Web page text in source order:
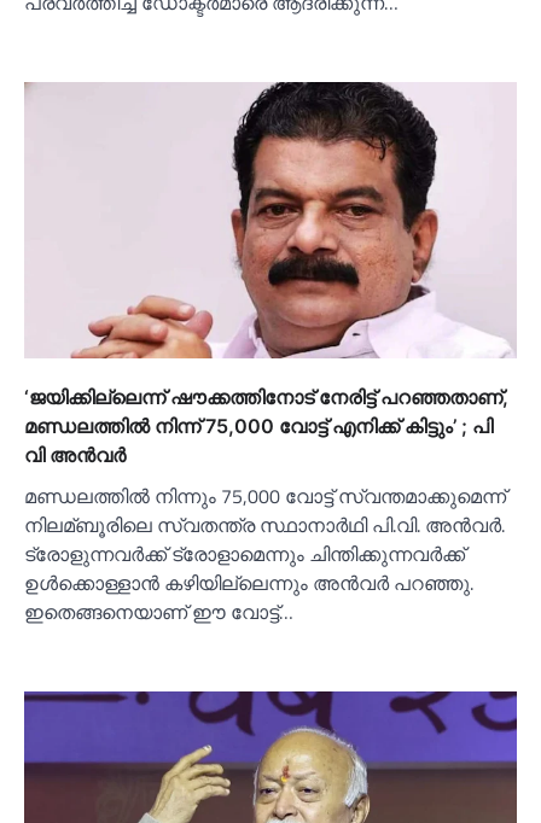
‘ജയിക്കില്ലെന്ന് ഷൗക്കത്തിനോട് നേരിട്ട് പറഞ്ഞതാണ്,
മണ്ഡലത്തില്‍ നിന്ന് 75,000 വോട്ട് എനിക്ക് കിട്ടും’ ; പി
വി അൻവര്‍
മണ്ഡലത്തില്‍ നിന്നും 75,000 വോട്ട് സ്വന്തമാക്കുമെന്ന്
നിലമ്ബൂരിലെ സ്വതന്ത്ര സ്ഥാനാർഥി പി.വി. അൻവർ.
ട്രോളുന്നവർക്ക് ട്രോളാമെന്നും ചിന്തിക്കുന്നവർക്ക്
ഉള്‍ക്കൊള്ളാൻ കഴിയില്ലെന്നും അൻവർ പറഞ്ഞു.
ഇതെങ്ങനെയാണ് ഈ വോട്ട്…